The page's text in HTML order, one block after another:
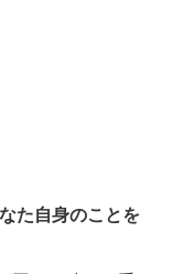
た自身のことを